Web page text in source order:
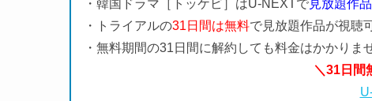
・韓国ドラマ［トッケビ］はU-NEXTで見放題作品
・トライアルの31日間は無料で見放題作品が視聴
・無料期間の31日間に解約しても料金はかかりま
＼31日間